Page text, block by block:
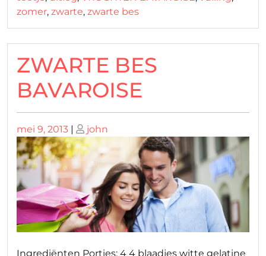
zomer, zwarte, zwarte bes
ZWARTE BES
BAVAROISE
Geplaatst
op
mei 9, 2013 | Geplaatst
op
john
Ingrediënten Porties: 4 4 blaadjes witte gelatine